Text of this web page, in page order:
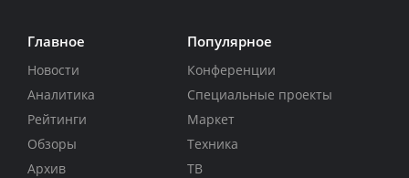
Главное
Новости
Аналитика
Рейтинги
Обзоры
Архив
Популярное
Конференции
Специальные проекты
Маркет
Техника
ТВ